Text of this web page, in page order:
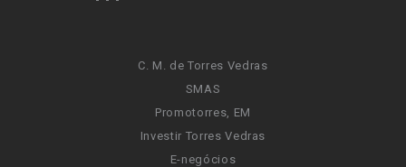
C. M. de Torres Vedras
SMAS
Promotorres, EM
Investir Torres Vedras
E-negócios